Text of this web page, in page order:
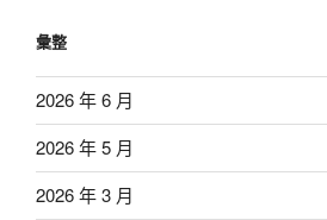
彙整
2026 年 6 月
2026 年 5 月
2026 年 3 月